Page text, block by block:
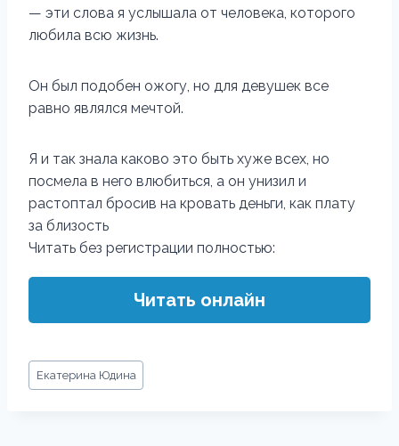
— эти слова я услышала от человека, которого
любила всю жизнь.
Он был подобен ожогу, но для девушек все
равно являлся мечтой.
Я и так знала каково это быть хуже всех, но
посмела в него влюбиться, а он унизил и
растоптал бросив на кровать деньги, как плату
за близость
Читать без регистрации полностью:
Читать онлайн
Метки
записи:
Екатерина Юдина